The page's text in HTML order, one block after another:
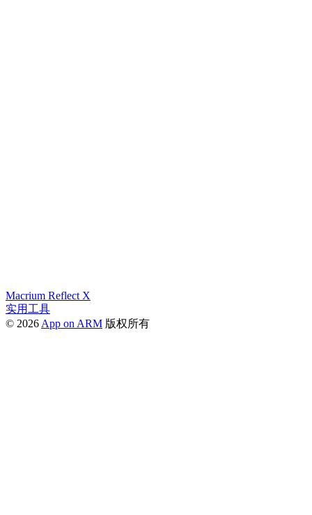
Macrium Reflect X
实用工具
© 2026 App on ARM 版权所有